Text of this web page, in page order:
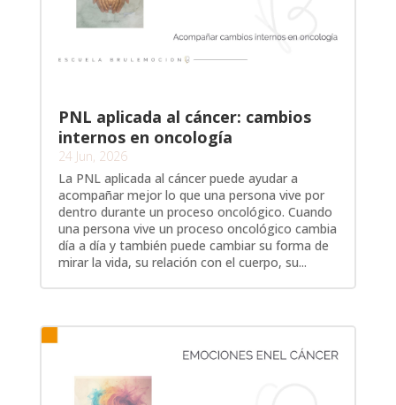
PNL aplicada al cáncer: cambios
internos en oncología
24 Jun, 2026
La PNL aplicada al cáncer puede ayudar a
acompañar mejor lo que una persona vive por
dentro durante un proceso oncológico. Cuando
una persona vive un proceso oncológico cambia
día a día y también puede cambiar su forma de
mirar la vida, su relación con el cuerpo, su...